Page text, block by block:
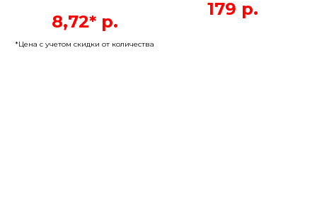
8,72* р.
*Цена с учетом скидки от количества
179 р.